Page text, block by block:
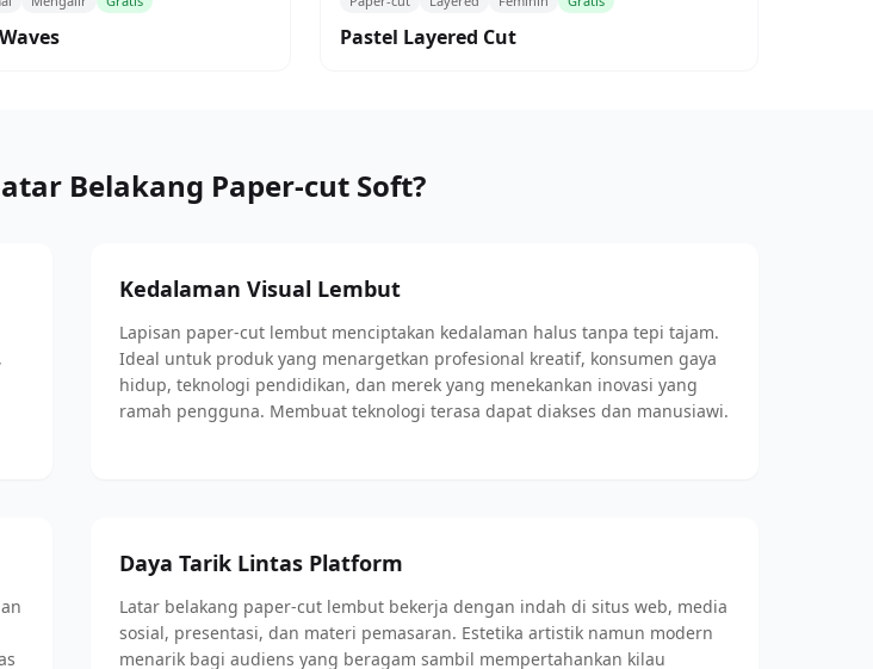
Pastel Layered Cut
Belakang Paper-cut Soft?
Kedalaman Visual Lembut
Lapisan paper-cut lembut menciptakan kedalaman halus tanpa tepi tajam.
Ideal untuk produk yang menargetkan profesional kreatif, konsumen gaya
hidup, teknologi pendidikan, dan merek yang menekankan inovasi yang
ramah pengguna. Membuat teknologi terasa dapat diakses dan manusiawi.
Daya Tarik Lintas Platform
Latar belakang paper-cut lembut bekerja dengan indah di situs web, media
sosial, presentasi, dan materi pemasaran. Estetika artistik namun modern
menarik bagi audiens yang beragam sambil mempertahankan kilau